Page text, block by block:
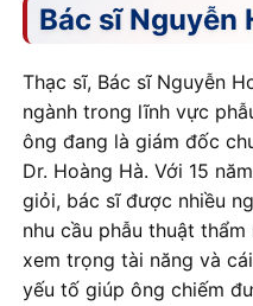
Bác sĩ Nguyễn
Thạc sĩ, Bác sĩ Nguyễn
ngành trong lĩnh vực
ông đang là giám đốc
Dr. Hoàng Hà. Với 15
giỏi, bác sĩ được nhiều
nhu cầu phẫu thuật
xem trọng tài năng và
yếu tố giúp ông chiếm